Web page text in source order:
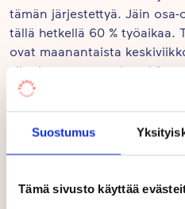
Suostumus
Tämä sivusto käyttää
tämän järjestettyä. Jäin
tällä hetkellä 60 % työaikaa.
ovat maanantaista
yliopistossa torstain sekä
viisihenkinen perhe (kolme
opintovapaapäivinä, eikä
merkitsemme työvuoroja